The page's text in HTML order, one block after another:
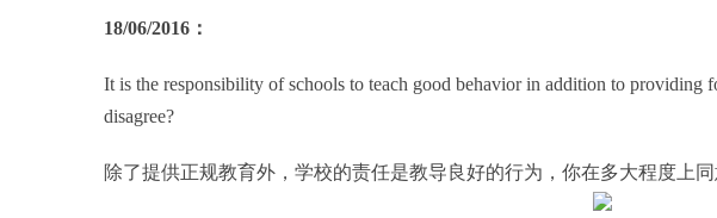
18/06/2016：
It is the responsibility of schools to teach good behavior in addition to providing
disagree?
除了提供正规教育外，学校的责任是教导良好的行为，你在多大程度上